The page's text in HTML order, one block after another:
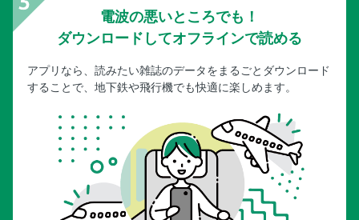
電波の悪いところでも！
ダウンロードしてオフラインで読める
アプリなら、読みたい雑誌のデータをまるごとダウンロード
することで、地下鉄や飛行機でも快適に楽しめます。